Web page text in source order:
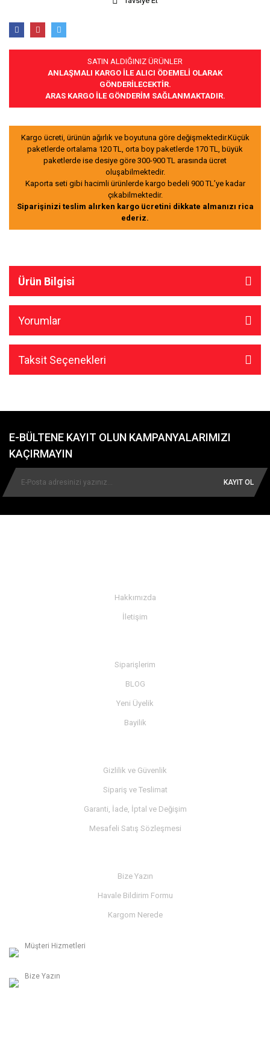
SATIN ALDIĞINIZ ÜRÜNLER
ANLAŞMALI KARGO İLE ALICI ÖDEMELİ OLARAK
GÖNDERİLECEKTİR.
ARAS KARGO İLE GÖNDERİM SAĞLANMAKTADIR.
Kargo ücreti, ürünün ağırlık ve boyutuna göre değişmektedir.Küçük
paketlerde ortalama 120 TL, orta boy paketlerde 170 TL, büyük
paketlerde ise desiye göre 300-900 TL arasında ücret
oluşabilmektedir.
Kaporta seti gibi hacimli ürünlerde kargo bedeli 900 TL’ye kadar
çıkabilmektedir.
Siparişinizi teslim alırken kargo ücretini dikkate almanızı rica
ederiz.
Ürün Bilgisi
Yorumlar
Taksit Seçenekleri
E-BÜLTENE KAYIT OLUN KAMPANYALARIMIZI
KAÇIRMAYIN
KAYIT OL
Hakkımızda
İletişim
Siparişlerim
BLOG
Yeni Üyelik
Bayilik
Gizlilik ve Güvenlik
Sipariş ve Teslimat
Garanti, İade, İptal ve Değişim
Mesafeli Satış Sözleşmesi
Bize Yazın
Havale Bildirim Formu
Kargom Nerede
Müşteri Hizmetleri
Bize Yazın